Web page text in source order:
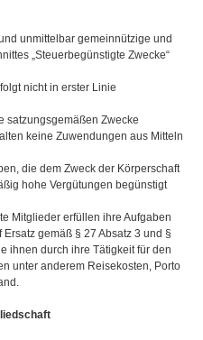
unmittelbar gemeinnützige und
„Steuerbegünstigte Zwecke“
nicht in erster Linie
satzungsgemäßen Zwecke
keine Zuwendungen aus Mitteln
die dem Zweck der Körperschaft
hohe Vergütungen begünstigt
Mitglieder erfüllen ihre Aufgaben
gemäß § 27 Absatz 3 und §
ihnen durch ihre Tätigkeit für den
unter anderem Reisekosten, Porto